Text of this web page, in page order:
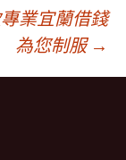
業宜蘭借錢
為您制服 →